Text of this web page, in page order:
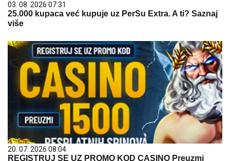
03. 08. 2026 07:31
25.000 kupaca već kupuje uz PerSu Extra. A ti? Saznaj
više
20. 07. 2026 08:04
REGISTRUJ SE UZ PROMO KOD CASINO Preuzmi